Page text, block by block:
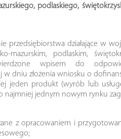
podlaskiego,
przedsiębiorstwa działające w
mazurskim, podlaskim,
wpisem do
w dniu złożenia wniosku o
jeden produkt (wyrób lub
najmniej jednym nowym rynku
z opracowaniem i